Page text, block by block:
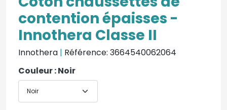
contention épaisses -
Innothera Classe II
Innothera | Référence: 3664540062064
Couleur : Noir